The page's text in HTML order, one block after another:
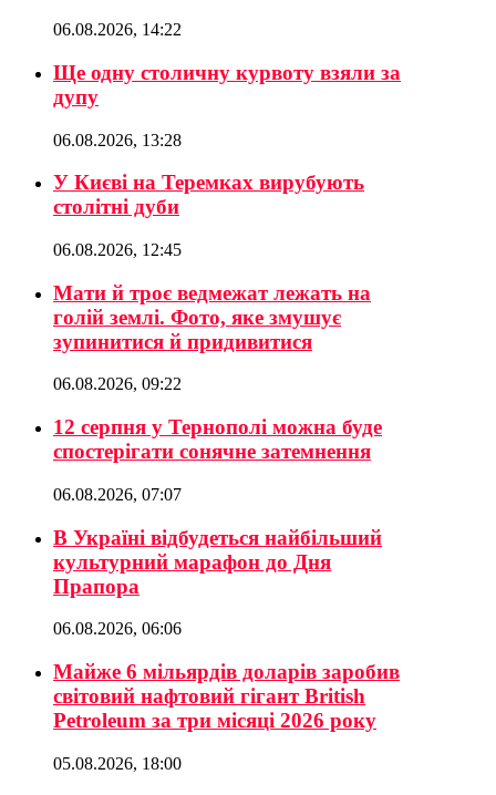
06.08.2026, 14:22
Ще одну столичну курвоту взяли за
дупу
06.08.2026, 13:28
У Києві на Теремках вирубують
столітні дуби
06.08.2026, 12:45
Мати й троє ведмежат лежать на
голій землі. Фото, яке змушує
зупинитися й придивитися
06.08.2026, 09:22
12 серпня у Тернополі можна буде
спостерігати сонячне затемнення
06.08.2026, 07:07
В Україні відбудеться найбільший
культурний марафон до Дня
Прапора
06.08.2026, 06:06
Майже 6 мільярдів доларів заробив
світовий нафтовий гігант British
Petroleum за три місяці 2026 року
05.08.2026, 18:00